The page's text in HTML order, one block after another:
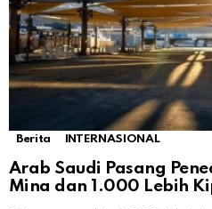
Berita INTERNASIONAL
Arab Saudi Pasang
Mina dan 1.000 Lebih